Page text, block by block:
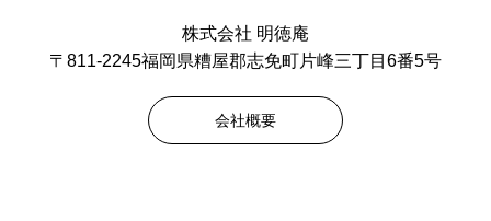
株式会社 明徳庵
〒811-2245福岡県糟屋郡志免町片峰三丁目6番5号
会社概要